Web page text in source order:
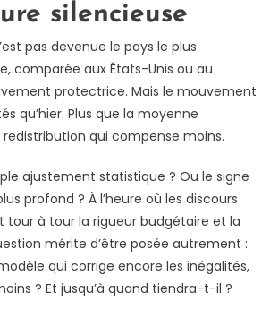
silencieuse
pas devenue le pays le plus
comparée aux États-Unis ou au
protectrice. Mais le mouvement
qu’hier. Plus que la moyenne
qui compense moins.
ajustement statistique ? Ou le signe
profond ? À l’heure où les discours
tour à tour la rigueur budgétaire et la
mérite d’être posée autrement :
qui corrige encore les inégalités,
? Et jusqu’à quand tiendra-t-il ?